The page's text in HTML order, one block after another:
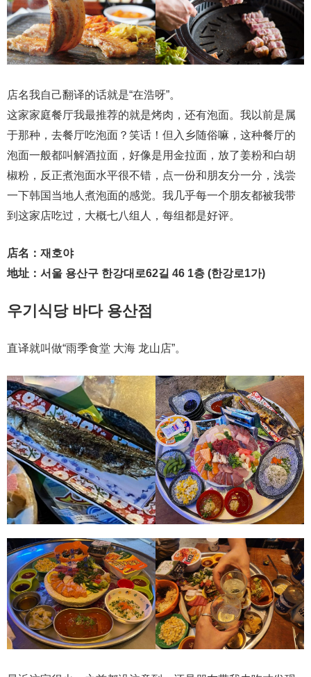
店名我自己翻译的话就是“在浩呀”。
这家家庭餐厅我最推荐的就是烤肉，还有泡面。我以前是属
于那种，去餐厅吃泡面？笑话！但入乡随俗嘛，这种餐厅的
泡面一般都叫解酒拉面，好像是用金拉面，放了姜粉和白胡
椒粉，反正煮泡面水平很不错，点一份和朋友分一分，浅尝
一下韩国当地人煮泡面的感觉。我几乎每一个朋友都被我带
到这家店吃过，大概七八组人，每组都是好评。
店名：재호야
地址：서울 용산구 한강대로62길 46 1층 (한강로1가)
우기식당 바다 용산점
直译就叫做“雨季食堂 大海 龙山店”。